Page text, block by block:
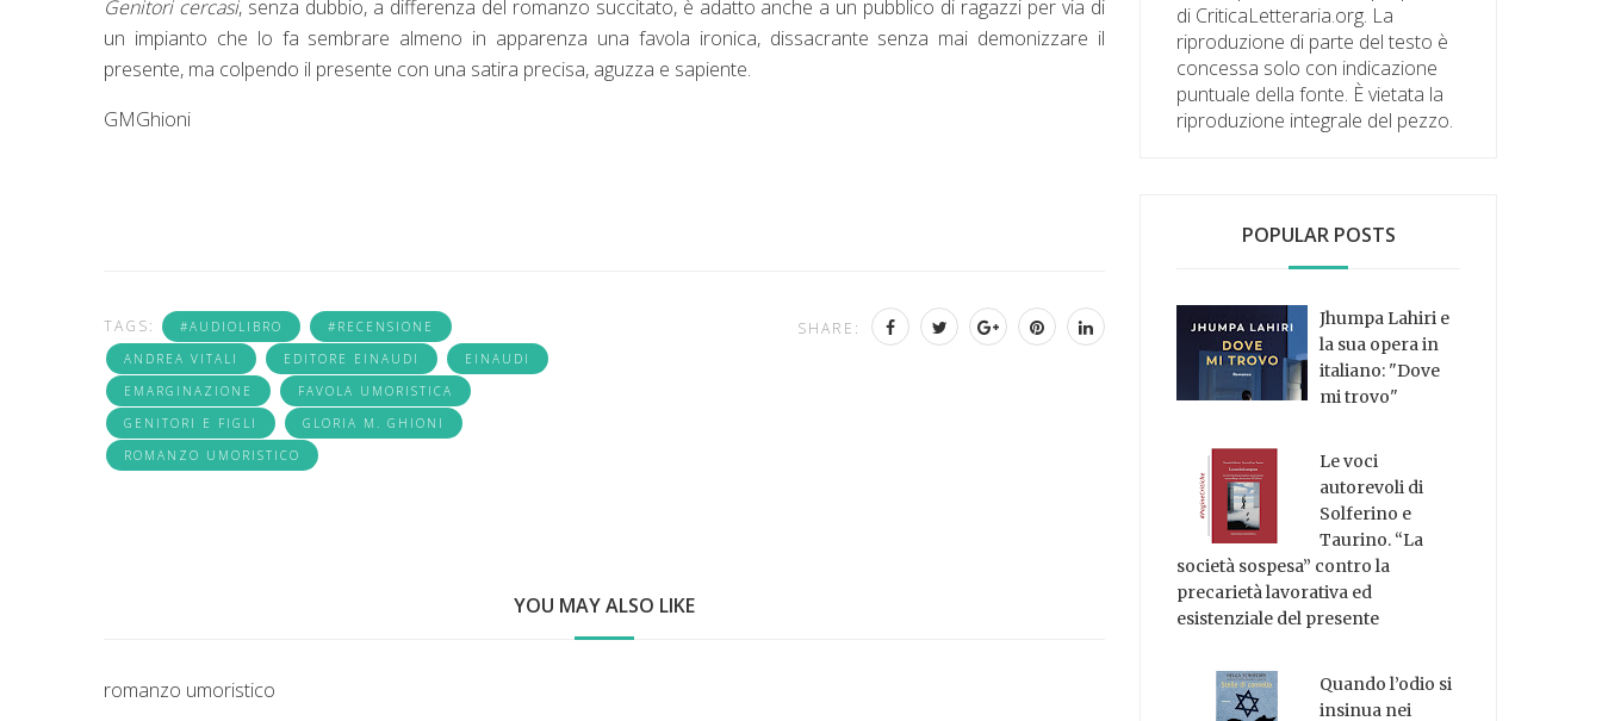
Genitori cercasi, senza dubbio, a differenza del romanzo succitato, è adatto anche a un pubblico di ragazzi per via di
un impianto che lo fa sembrare almeno in apparenza una favola ironica, dissacrante senza mai demonizzare il
presente, ma colpendo il presente con una satira precisa, aguzza e sapiente.
GMGhioni
TAGS: #AUDIOLIBRO
#RECENSIONE
ANDREA VITALI
EDITORE EINAUDI
EINAUDI
EMARGINAZIONE
FAVOLA UMORISTICA
GENITORI E FIGLI
GLORIA M. GHIONI
ROMANZO UMORISTICO
SHARE:
YOU MAY ALSO LIKE
romanzo umoristico
di CriticaLetteraria.org. La
riproduzione di parte del testo è
concessa solo con indicazione
puntuale della fonte. È vietata la
riproduzione integrale del pezzo.
POPULAR POSTS
Jhumpa Lahiri e
la sua opera in
italiano: "Dove
mi trovo"
Le voci
autorevoli di
Solferino e
Taurino. “La
società sospesa” contro la
precarietà lavorativa ed
esistenziale del presente
Quando l’odio si
insinua nei